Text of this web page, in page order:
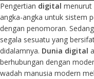
Pengertian digital menurut
angka-angka untuk sistem
dengan penomoran.
segala sesuatu yang
didalamnya. Dunia digital
berhubungan dengan
wadah manusia modern